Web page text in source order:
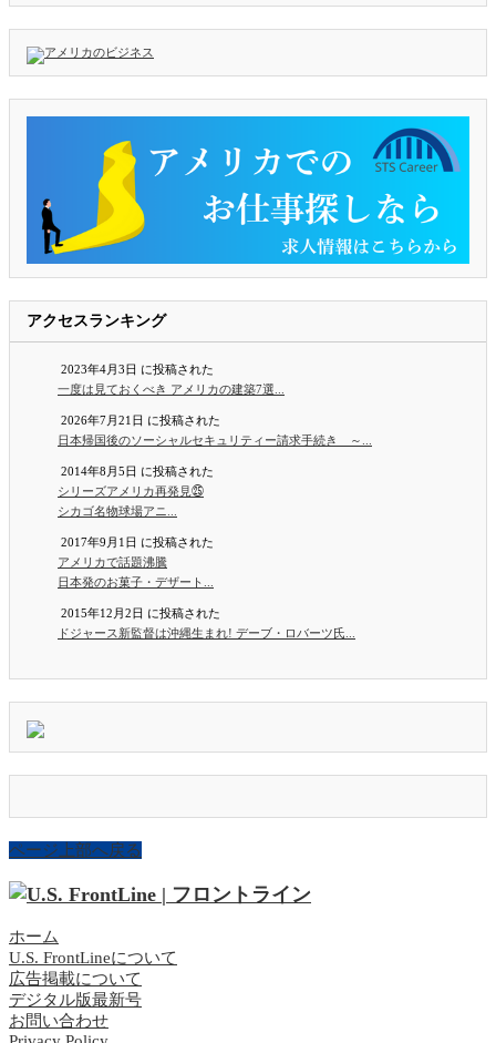
アクセスランキング
2023年4月3日 に投稿された
一度は見ておくべき アメリカの建築7選...
2026年7月21日 に投稿された
日本帰国後のソーシャルセキュリティー請求手続き ～...
2014年8月5日 に投稿された
シリーズアメリカ再発見㉕
シカゴ名物球場アニ...
2017年9月1日 に投稿された
アメリカで話題沸騰
日本発のお菓子・デザート...
2015年12月2日 に投稿された
ドジャース新監督は沖縄生まれ! デーブ・ロバーツ氏...
ページ上部へ戻る
ホーム
U.S. FrontLineについて
広告掲載について
デジタル版最新号
お問い合わせ